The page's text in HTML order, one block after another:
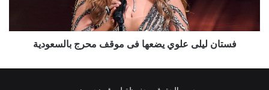
فستان ليلى علوي يضعها فى موقف محرج بالسعودية